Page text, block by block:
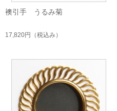
襖引手 うるみ菊
17,820円 （税込み）